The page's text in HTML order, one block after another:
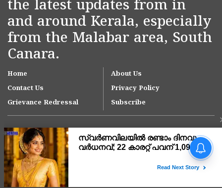
the latest updates from in
and around Kerala, especially
from the Malabar area, South
Canara.
Home
About Us
Contact Us
Privacy Policy
Grievance Redressal
Subscribe
Copyright © 2007-